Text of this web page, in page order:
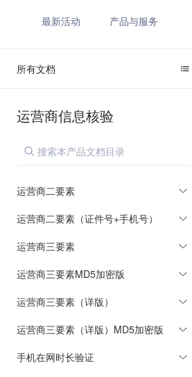
最新活动 产品与服务
所有文档
运营商信息核验
运营商二要素
运营商二要素（证件号+手机号）
运营商三要素
运营商三要素MD5加密版
运营商三要素（详版）
运营商三要素（详版）MD5加密版
手机在网时长验证